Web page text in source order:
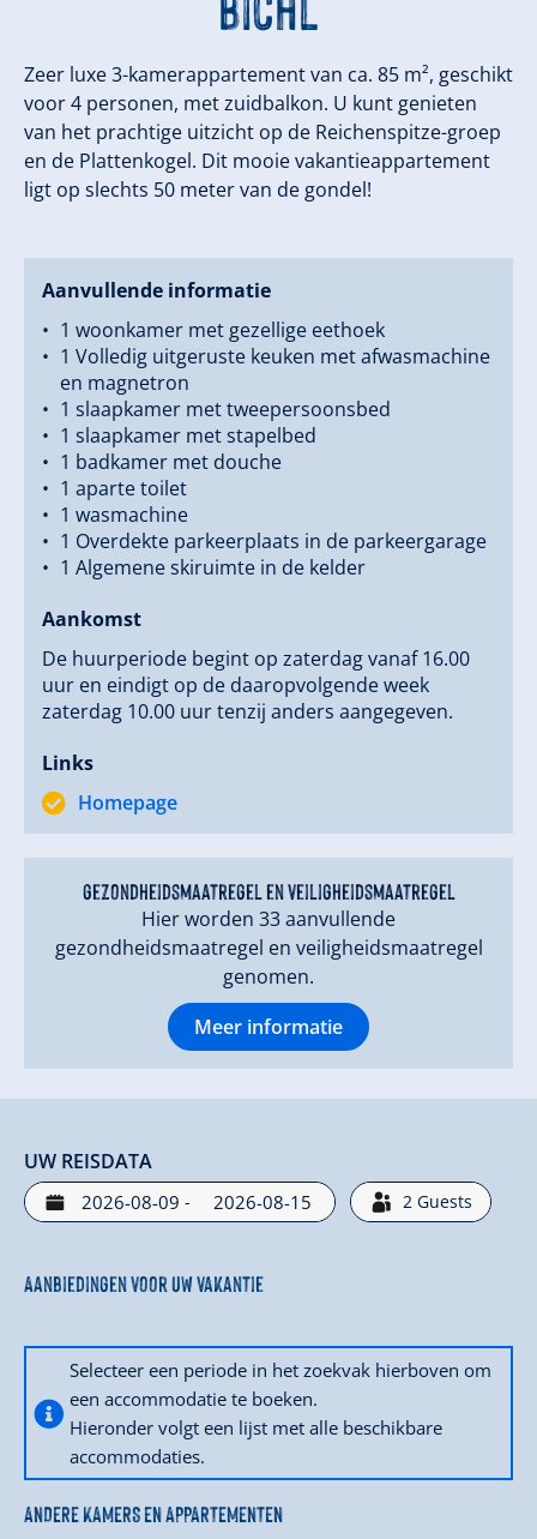
Zeer luxe 3-kamerappartement van ca. 85 m², geschikt
voor 4 personen, met zuidbalkon. U kunt genieten
van het prachtige uitzicht op de Reichenspitze-groep
en de Plattenkogel. Dit mooie vakantieappartement
ligt op slechts 50 meter van de gondel!
Aanvullende informatie
1 woonkamer met gezellige eethoek
1 Volledig uitgeruste keuken met afwasmachine
en magnetron
1 slaapkamer met tweepersoonsbed
1 slaapkamer met stapelbed
1 badkamer met douche
1 aparte toilet
1 wasmachine
1 Overdekte parkeerplaats in de parkeergarage
1 Algemene skiruimte in de kelder
Aankomst
De huurperiode begint op zaterdag vanaf 16.00
uur en eindigt op de daaropvolgende week
zaterdag 10.00 uur tenzij anders aangegeven.
Links
Homepage
gezondheidsmaatregel en veiligheidsmaatregel
Hier worden 33 aanvullende
gezondheidsmaatregel en veiligheidsmaatregel
genomen.
Meer informatie
UW REISDATA
- 2 Guests
Aanbiedingen voor uw vakantie
Selecteer een periode in het zoekvak hierboven om
een accommodatie te boeken.
Hieronder volgt een lijst met alle beschikbare
accommodaties.
ANDERE KAMERS EN APPARTEMENTEN